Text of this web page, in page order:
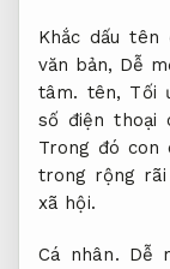
Khắc dấu
văn bản, Dễ
tâm. tên, Tối
số điện thoại
Trong đó con
trong rộng
xã hội.
Cá nhân. Dễ